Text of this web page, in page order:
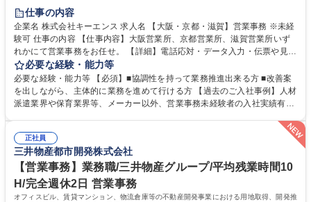
土日祝休み
仕事の内容
企業名 株式会社キーエンス 求人名 【大阪・京都・滋賀】営業事務 ※未経
験可 仕事の内容 【仕事内容】大阪営業所、京都営業所、滋賀営業所いず
れかにて営業事務をお任せ。 【詳細】電話応対・データ入力・伝票や見積
の作成・カタログ送付・来客対応・営業所内で発生する事務業務や業務改
善をお任せ。 【教育制度】ご入社後、育成担当とペアになりながらOJTに
て業務を覚えていただくことが可能です。業務システムがきちんと構築さ
れているため、スムーズに仕事に慣れることができる環境です。また、
常に改善を目指す風土のため、安心して業務に取り組んでいただけます。
募集職種 【大阪・京都・滋賀】営業事務 ※未経験可
必要な経験・能力等
必要な経験・能力等 【必須】■協調性を持って業務推進出来る方 ■改善案
を出しながら、主体的に業務を進めて行ける方 【過去のご入社事例】人材
派遣業界や保育業界等、メーカー以外、営業事務未経験者の入社実績有
により、キーエンスの付加価値向上に貢献します。ベースの定型業務に加
えて、お客様や社員の状況に合わせ、能動的なサポート、改善の動きも期
待され。組織を支えるスペシャリストとして、チームに貢献し、結果的に
社員から頼られる存在になることができます。平均19:30の退勤以降の業
務の持ち帰りも禁止されており、メリハリのある働き方となります。 学
歴・資格 学歴：大学院 大学 高専 短大 語学力： 資格：
正社員
三井物産都市開発株式会社
【営業事務】業務職/三井物産グループ/平均残業時間10
H/完全週休2日 営業事務
オフィスビル、賃貸マンション、物流倉庫等の不動産開発事業における用地取得、開発推